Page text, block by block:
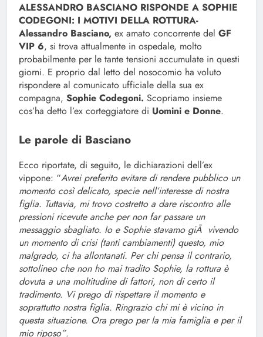
ALESSANDRO BASCIANO RISPONDE A SOPHIE
CODEGONI: I MOTIVI DELLA ROTTURA-
Alessandro Basciano, ex amato concorrente del GF
VIP 6, si trova attualmente in ospedale, molto
probabilmente per le tante tensioni accumulate in questi
giorni. E proprio dal letto del nosocomio ha voluto
rispondere al comunicato ufficiale della sua ex
compagna, Sophie Codegoni. Scopriamo insieme
cos’ha detto l’ex corteggiatore di Uomini e Donne.
Le parole di Basciano
Ecco riportate, di seguito, le dichiarazioni dell’ex
vippone: “Avrei preferito evitare di rendere pubblico un
momento così delicato, specie nell’interesse di nostra
figlia. Tuttavia, mi trovo costretto a dare riscontro alle
pressioni ricevute anche per non far passare un
messaggio sbagliato. Io e Sophie stavamo giÃ vivendo
un momento di crisi (tanti cambiamenti) questo, mio
malgrado, ci ha allontanati. Per chi pensa il contrario,
sottolineo che non ho mai tradito Sophie, la rottura è
dovuta a una moltitudine di fattori, non di certo il
tradimento. Vi prego di rispettare il momento e
soprattutto nostra figlia. Ringrazio chi mi è vicino in
questa situazione. Ora prego per la mia famiglia e per il
mio riposo”.